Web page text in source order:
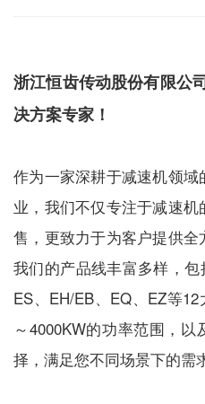
浙江恒齿传动股份有限
决方案专家！
作为一家深耕于减速机领域
业，我们不仅专注于减速机
售，更致力于为客户提供全
我们的产品线丰富多样，包
ES、EH/EB、EQ、EZ等
～4000KW的功率范围，
择，满足您不同场景下的需